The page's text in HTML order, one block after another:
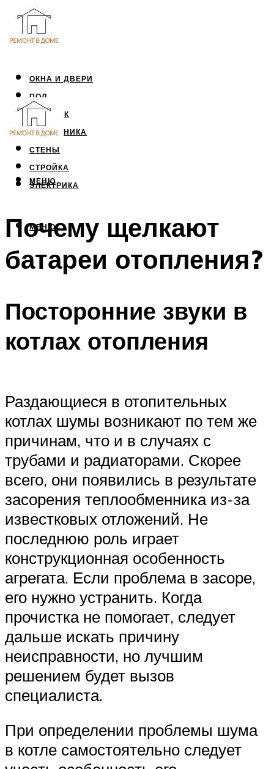
ОКНА И ДВЕРИ
ПОЛ
ПОТОЛОК
САНТЕХНИКА
СТЕНЫ
СТРОЙКА
ЭЛЕКТРИКА
МЕНЮ
МЕНЮ
Почему щелкают
батареи отопления?
Посторонние звуки в
котлах отопления
Раздающиеся в отопительных
котлах шумы возникают по тем же
причинам, что и в случаях с
трубами и радиаторами. Скорее
всего, они появились в результате
засорения теплообменника из-за
известковых отложений. Не
последнюю роль играет
конструкционная особенность
агрегата. Если проблема в засоре,
его нужно устранить. Когда
прочистка не помогает, следует
дальше искать причину
неисправности, но лучшим
решением будет вызов
специалиста.
При определении проблемы шума
в котле самостоятельно следует